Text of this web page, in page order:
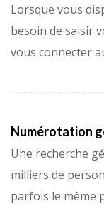
Lorsque vous
besoin de saisir
vous connecter
Numérotation
Une recherche
milliers de
parfois le même